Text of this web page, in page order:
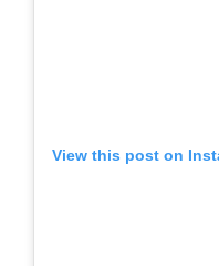
View this post on